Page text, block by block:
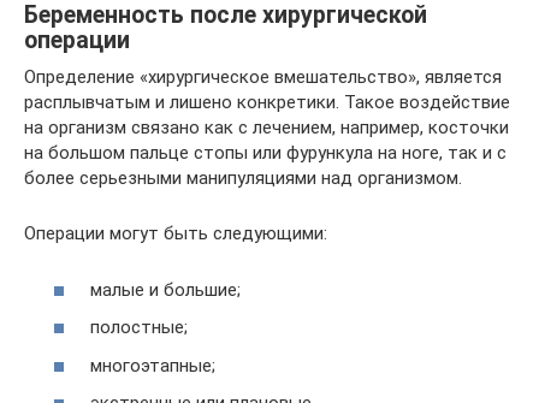
Беременность после хирургической
операции
Определение «хирургическое вмешательство», является
расплывчатым и лишено конкретики. Такое воздействие
на организм связано как с лечением, например, косточки
на большом пальце стопы или фурункула на ноге, так и с
более серьезными манипуляциями над организмом.
Операции могут быть следующими:
малые и большие;
полостные;
многоэтапные;